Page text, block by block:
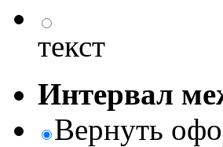
текст
Интервал
Вернуть